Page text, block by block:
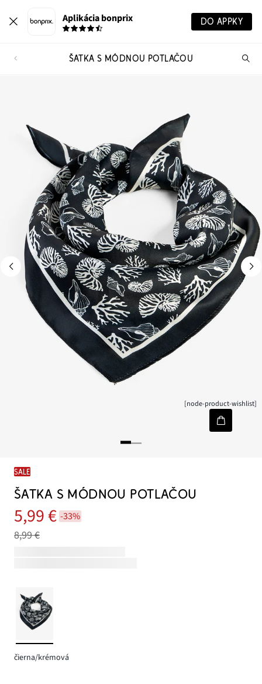
Aplikácia bonprix DO APPKY
ŠATKA S MÓDNOU POTLAČOU
[node-product-wishlist]
SALE
ŠATKA S MÓDNOU POTLAČOU
5,99 € -33%
8,99 €
čierna/krémová